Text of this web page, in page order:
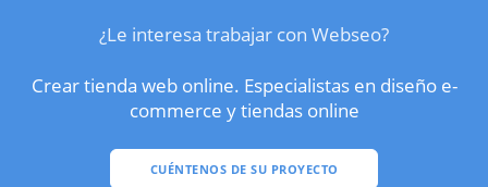
¿Le interesa trabajar con Webseo?
Crear tienda web online. Especialistas en diseño e-
commerce y tiendas online
CUÉNTENOS DE SU PROYECTO